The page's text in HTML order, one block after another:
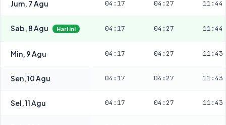
Jum, 7 Agu 04:17 04:27 11:44
Sab, 8 Agu Hari ini 04:17 04:27 11:44
Min, 9 Agu 04:17 04:27 11:43
Sen, 10 Agu 04:17 04:27 11:43
Sel, 11 Agu 04:17 04:27 11:43